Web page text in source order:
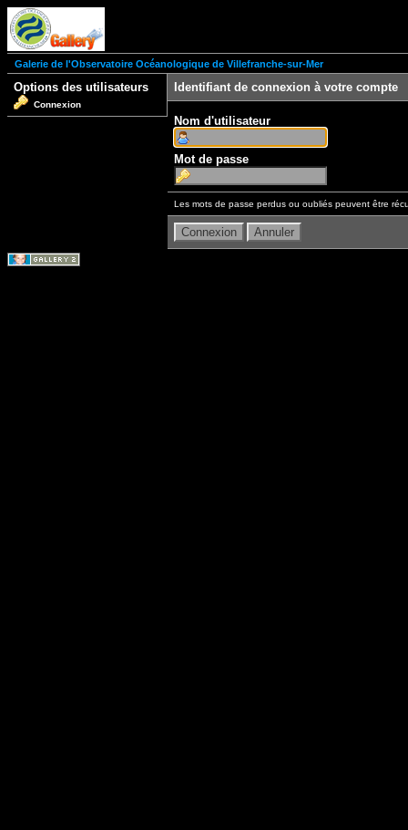
Galerie de l'Observatoire Océanologique de Villefranche-sur-Mer
Options des utilisateurs
Connexion
Identifiant de connexion à votre compte
Nom d'utilisateur
Mot de passe
Les mots de passe perdus ou oubliés peuvent être